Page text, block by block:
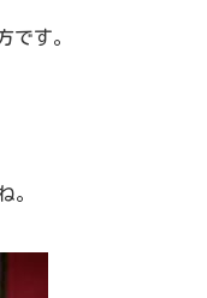
です。
。